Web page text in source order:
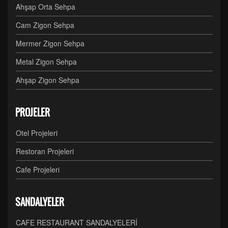
Ahşap Orta Sehpa
Cam Zigon Sehpa
Mermer Zigon Sehpa
Metal Zigon Sehpa
Ahşap Zigon Sehpa
PROJELER
Otel Projeleri
Restoran Projeleri
Cafe Projeleri
SANDALYELER
CAFE RESTAURANT SANDALYELERİ